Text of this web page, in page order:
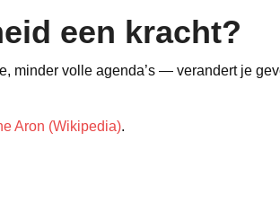
een kracht?
minder volle agenda’s — verandert je
Aron (Wikipedia).